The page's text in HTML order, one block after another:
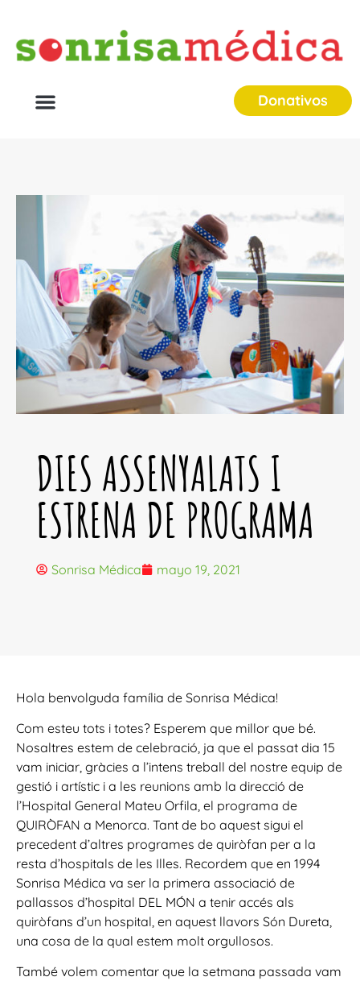
Donativos
DIES ASSENYALATS I
ESTRENA DE PROGRAMA
Sonrisa Médica mayo 19, 2021
Hola benvolguda família de Sonrisa Médica!
Com esteu tots i totes? Esperem que millor que bé.
Nosaltres estem de celebració, ja que el passat dia 15
vam iniciar, gràcies a l’intens treball del nostre equip de
gestió i artístic i a les reunions amb la direcció de
l’Hospital General Mateu Orfila, el programa de
QUIRÒFAN a Menorca. Tant de bo aquest sigui el
precedent d’altres programes de quiròfan per a la
resta d’hospitals de les Illes. Recordem que en 1994
Sonrisa Médica va ser la primera associació de
pallassos d’hospital DEL MÓN a tenir accés als
quiròfans d’un hospital, en aquest llavors Són Dureta,
una cosa de la qual estem molt orgullosos.
També volem comentar que la setmana passada vam